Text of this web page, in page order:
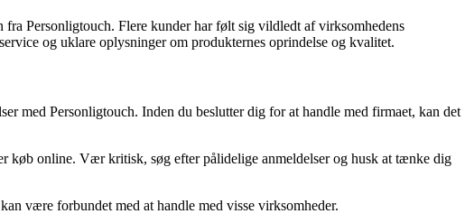
Personligtouch. Flere kunder har følt sig vildledt af virksomhedens
og uklare oplysninger om produkternes oprindelse og kvalitet.
med Personligtouch. Inden du beslutter dig for at handle med firmaet, kan det
køb online. Vær kritisk, søg efter pålidelige anmeldelser og husk at tænke dig
være forbundet med at handle med visse virksomheder.